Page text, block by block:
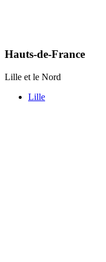
Hauts-de-France
Lille et le Nord
Lille